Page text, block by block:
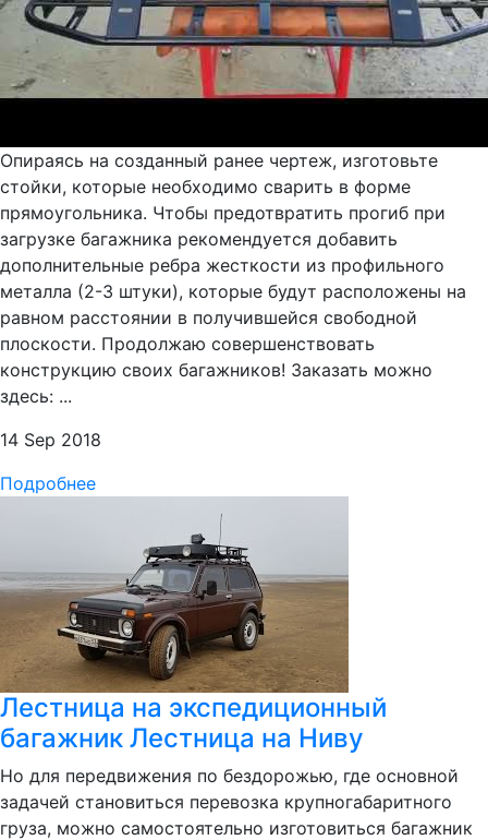
Опираясь на созданный ранее чертеж, изготовьте
стойки, которые необходимо сварить в форме
прямоугольника. Чтобы предотвратить прогиб при
загрузке багажника рекомендуется добавить
дополнительные ребра жесткости из профильного
металла (2-3 штуки), которые будут расположены на
равном расстоянии в получившейся свободной
плоскости. Продолжаю совершенствовать
конструкцию своих багажников! Заказать можно
здесь: ...
14 Sep 2018
Подробнее
Лестница на экспедиционный
багажник Лестница на Ниву
Но для передвижения по бездорожью, где основной
задачей становиться перевозка крупногабаритного
груза, можно самостоятельно изготовиться багажник